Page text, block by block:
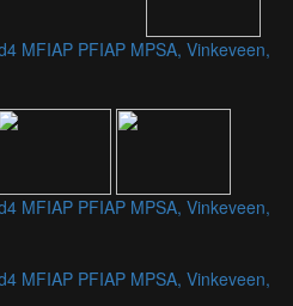
MFIAP PFIAP MPSA, Vinkeveen,
MFIAP PFIAP MPSA, Vinkeveen,
MFIAP PFIAP MPSA, Vinkeveen,